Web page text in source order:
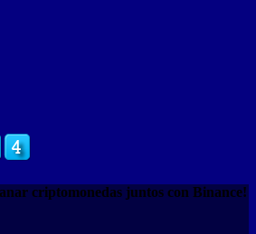
criptomonedas juntos con Binance!